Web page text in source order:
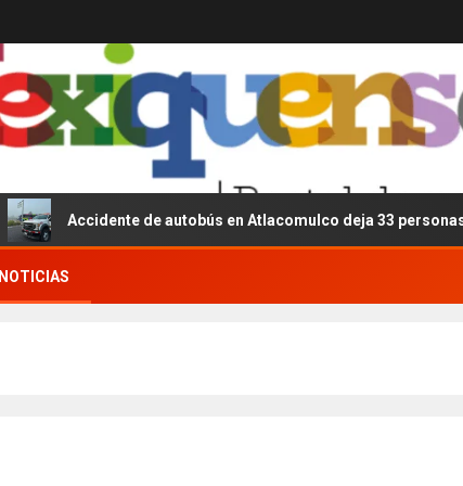
Accidente de autobús en Atlacomulco deja 33 personas
NOTICIAS